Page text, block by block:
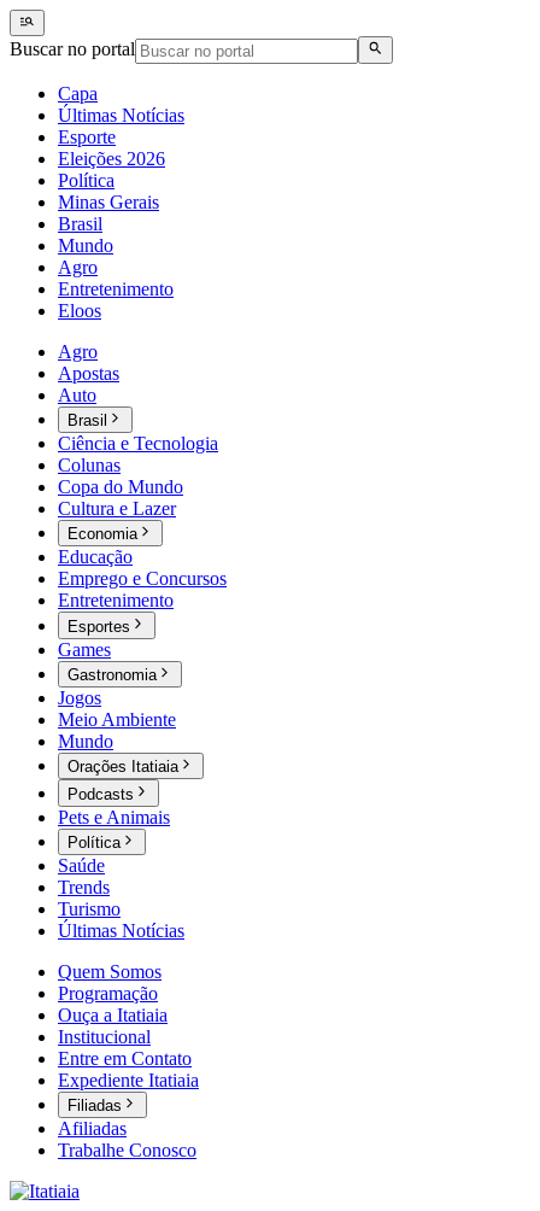
Buscar no portal
Capa
Últimas Notícias
Esporte
Eleições 2026
Política
Minas Gerais
Brasil
Mundo
Agro
Entretenimento
Eloos
Agro
Apostas
Auto
Brasil
Ciência e Tecnologia
Colunas
Copa do Mundo
Cultura e Lazer
Economia
Educação
Emprego e Concursos
Entretenimento
Esportes
Games
Gastronomia
Jogos
Meio Ambiente
Mundo
Orações Itatiaia
Podcasts
Pets e Animais
Política
Saúde
Trends
Turismo
Últimas Notícias
Quem Somos
Programação
Ouça a Itatiaia
Institucional
Entre em Contato
Expediente Itatiaia
Filiadas
Afiliadas
Trabalhe Conosco